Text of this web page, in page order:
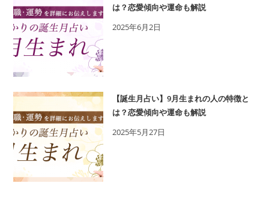
は？恋愛傾向や運命も解説
2025年6月2日
【誕生月占い】9月生まれの人の特徴と
は？恋愛傾向や運命も解説
2025年5月27日